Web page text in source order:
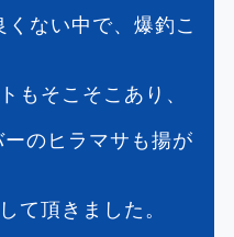
ない中で、爆釣こ
もそこそこあり、
のヒラマサも揚が
て頂きました。